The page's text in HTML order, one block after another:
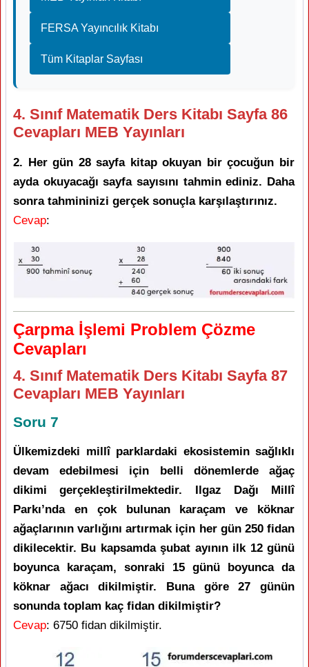
FERSA Yayıncılık Kitabı
Tüm Kitaplar Sayfası
4. Sınıf Matematik Ders Kitabı Sayfa 86
Cevapları MEB Yayınları
2. Her gün 28 sayfa kitap okuyan bir çocuğun bir
ayda okuyacağı sayfa sayısını tahmin ediniz. Daha
sonra tahmininizi gerçek sonuçla karşılaştırınız.
Cevap:
Çarpma İşlemi Problem Çözme
Cevapları
4. Sınıf Matematik Ders Kitabı Sayfa 87
Cevapları MEB Yayınları
Soru 7
Ülkemizdeki millî parklardaki ekosistemin sağlıklı
devam edebilmesi için belli dönemlerde ağaç
dikimi gerçekleştirilmektedir. Ilgaz Dağı Millî
Parkı’nda en çok bulunan karaçam ve köknar
ağaçlarının varlığını artırmak için her gün 250 fidan
dikilecektir. Bu kapsamda şubat ayının ilk 12 günü
boyunca karaçam, sonraki 15 günü boyunca da
köknar ağacı dikilmiştir. Buna göre 27 günün
sonunda toplam kaç fidan dikilmiştir?
Cevap: 6750 fidan dikilmiştir.